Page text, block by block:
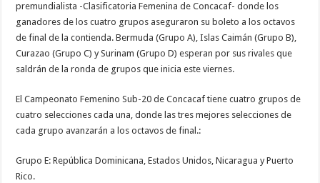
premundialista -Clasificatoria Femenina de Concacaf- donde los
ganadores de los cuatro grupos aseguraron su boleto a los octavos
de final de la contienda. Bermuda (Grupo A), Islas Caimán (Grupo B),
Curazao (Grupo C) y Surinam (Grupo D) esperan por sus rivales que
saldrán de la ronda de grupos que inicia este viernes.
El Campeonato Femenino Sub-20 de Concacaf tiene cuatro grupos de
cuatro selecciones cada una, donde las tres mejores selecciones de
cada grupo avanzarán a los octavos de final.:
Grupo E: República Dominicana, Estados Unidos, Nicaragua y Puerto
Rico.